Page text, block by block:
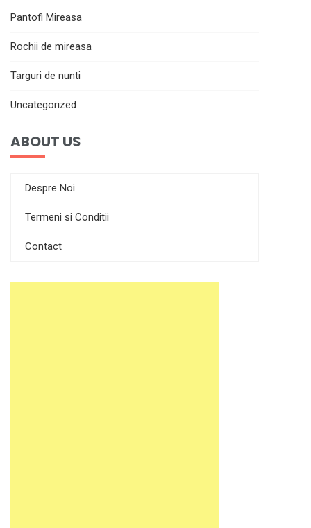
Pantofi Mireasa
Rochii de mireasa
Targuri de nunti
Uncategorized
ABOUT US
Despre Noi
Termeni si Conditii
Contact